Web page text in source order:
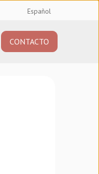
Español
CONTACTO